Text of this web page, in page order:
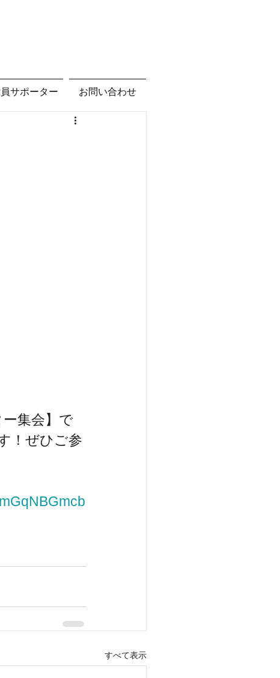
サポーター お問い合わせ
ー集会】で
！ぜひご参
すべて表示